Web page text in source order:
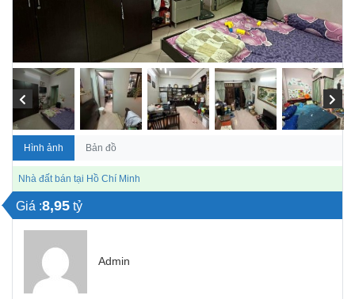
Hình ảnh Bản đồ
Nhà đất bán tại Hồ Chí Minh
Giá :8,95 tỷ
Admin